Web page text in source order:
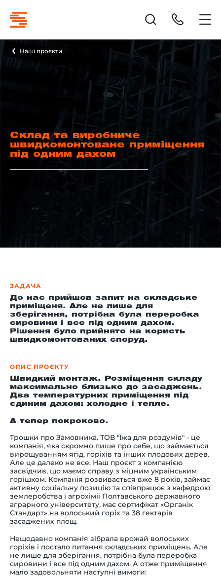
Наші проєкти
Склад та виробниче
швидкомонтоване приміщення
під одним дахом
ЗАДАЧА
До нас прийшов запит на складське
приміщеня. Але не лише для
зберігання, потрібна була переробка
сировини і все під одним дахом.
Рішення було прийнято на користь
швидкомонтованих споруд.
ОПИС ПРОЄКТУ
Швидкий монтаж. Розміщення складу
максимально близько до засаджень.
Два температурних приміщення під
єдиним дахом: холодне і тепле.
А тепер покроково.
Трошки про Замовника. ТОВ "Їжа для роздумів" - це
компанія, яка скромно пише про себе, що займається
вирощуванням ягід, горіхів та інших плодових дерев.
Але це далеко не все. Наш проєкт з компанією
засвідчив, що маємо справу з міцним українським
горішком. Компанія розвивається вже 8 років, займає
активну соціальну позицію та співпрацює з кафедрою
землеробства і агрохімії Полтавського державного
аграрного університету, має сертифікат «Органік
Стандарт» на волоський горіх та 38 гектарів
засаджених площ.
Нещодавно компанія зібрала врожай волоських
горіхів і постало питання складських приміщень. Але
не лише для зберігання, потрібна була переробка
сировини і все під одним дахом. А отже приміщення
мало задовольняти наступні вимоги: